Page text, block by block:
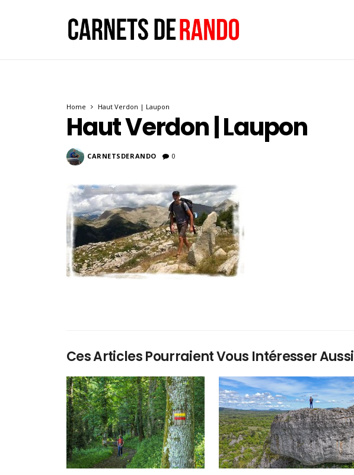
Home Haut Verdon | Laupon
Haut Verdon | Laupon
CARNETSDERANDO 0
Ces Articles Pourraient Vous Intéresser Aussi